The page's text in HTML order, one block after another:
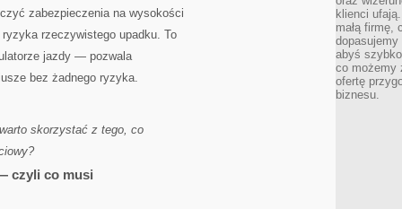
zabezpieczenia na wysokości
rzeczywistego upadku. To
jazdy — pozwala
bez żadnego ryzyka.
skorzystać z tego, co
czyli co musi
klienci
małą firmę,
dopasujemy
abyś
co możemy
ofertę
biznesu.